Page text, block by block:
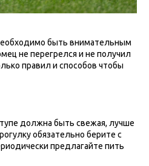
быть внимательным
не перегрелся и не получил
правил и способов чтобы
должна быть свежая, лучше
обязательно берите с
предлагайте пить